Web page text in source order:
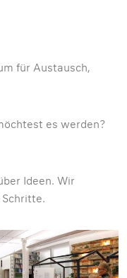
für Austausch,
es werden?
Ideen. Wir